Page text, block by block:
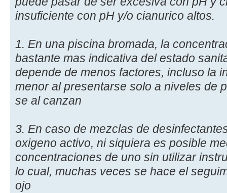
insuficiente con pH y/o cianurico altos.
1. En una piscina bromada, la
bastante mas indicativa del estado
depende de menos factores, incluso la
menor al presentarse solo a niveles de
se al canzan
3. En caso de mezclas de
oxigeno activo, ni siquiera es posible
concentraciones de uno sin utilizar
lo cual, muchas veces se hace el
ojo